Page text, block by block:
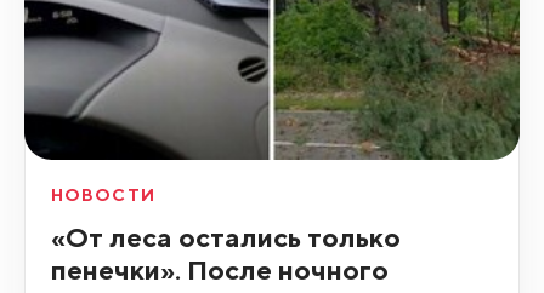
НОВОСТИ
«От леса остались только
пенечки». После ночного